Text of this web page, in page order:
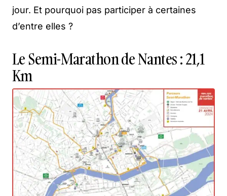
jour. Et pourquoi pas participer à certaines
d’entre elles ?
Le Semi-Marathon de Nantes : 21,1
Km